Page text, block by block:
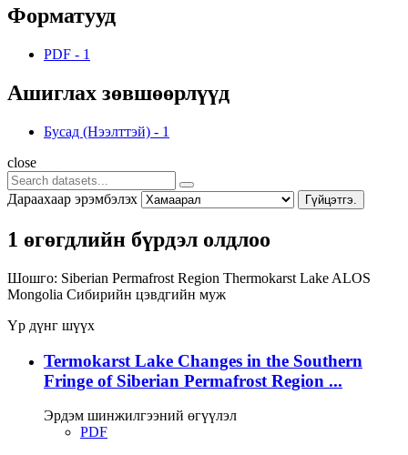
Форматууд
PDF - 1
Ашиглах зөвшөөрлүүд
Бусад (Нээлттэй) - 1
close
Дараахаар эрэмбэлэх Гүйцэтгэ.
1 өгөгдлийн бүрдэл олдлоо
Шошго: Siberian Permafrost Region Thermokarst Lake ALOS
Mongolia Сибирийн цэвдгийн муж
Үр дүнг шүүх
Termokarst Lake Changes in the Southern
Fringe of Siberian Permafrost Region ...
Эрдэм шинжилгээний өгүүлэл
PDF